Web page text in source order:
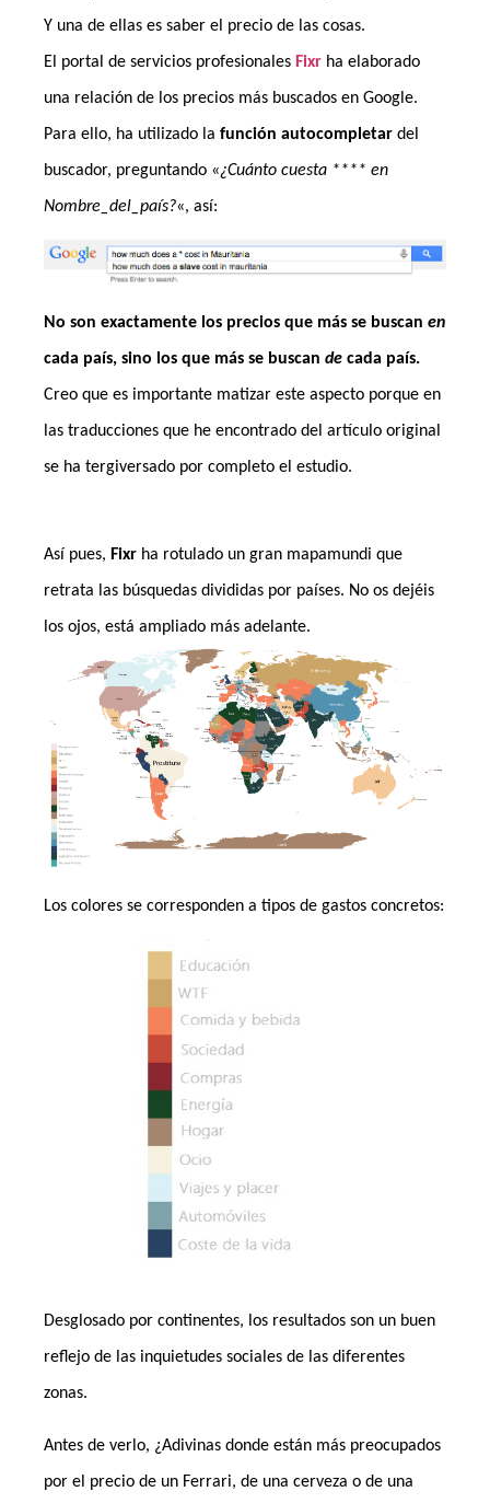
Y una de ellas es saber el precio de las cosas.
El portal de servicios profesionales Fixr ha elaborado
una relación de los precios más buscados en Google.
Para ello, ha utilizado la función autocompletar del
buscador, preguntando «¿Cuánto cuesta **** en
Nombre_del_país?«, así:
No son exactamente los precios que más se buscan en
cada país, sino los que más se buscan de cada país.
Creo que es importante matizar este aspecto porque en
las traducciones que he encontrado del artículo original
se ha tergiversado por completo el estudio.
Así pues, Fixr ha rotulado un gran mapamundi que
retrata las búsquedas divididas por países. No os dejéis
los ojos, está ampliado más adelante.
Los colores se corresponden a tipos de gastos concretos:
Desglosado por continentes, los resultados son un buen
reflejo de las inquietudes sociales de las diferentes
zonas.
Antes de verlo, ¿Adivinas donde están más preocupados
por el precio de un Ferrari, de una cerveza o de una